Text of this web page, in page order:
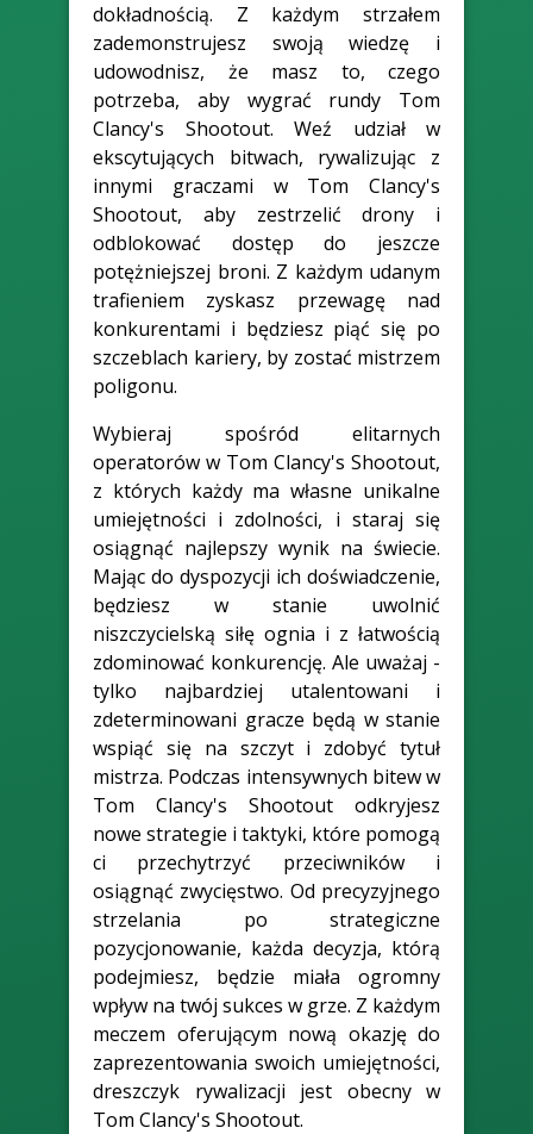
dokładnością. Z każdym strzałem
zademonstrujesz swoją wiedzę i
udowodnisz, że masz to, czego
potrzeba, aby wygrać rundy Tom
Clancy's Shootout. Weź udział w
ekscytujących bitwach, rywalizując z
innymi graczami w Tom Clancy's
Shootout, aby zestrzelić drony i
odblokować dostęp do jeszcze
potężniejszej broni. Z każdym udanym
trafieniem zyskasz przewagę nad
konkurentami i będziesz piąć się po
szczeblach kariery, by zostać mistrzem
poligonu.
Wybieraj spośród elitarnych
operatorów w Tom Clancy's Shootout,
z których każdy ma własne unikalne
umiejętności i zdolności, i staraj się
osiągnąć najlepszy wynik na świecie.
Mając do dyspozycji ich doświadczenie,
będziesz w stanie uwolnić
niszczycielską siłę ognia i z łatwością
zdominować konkurencję. Ale uważaj -
tylko najbardziej utalentowani i
zdeterminowani gracze będą w stanie
wspiąć się na szczyt i zdobyć tytuł
mistrza. Podczas intensywnych bitew w
Tom Clancy's Shootout odkryjesz
nowe strategie i taktyki, które pomogą
ci przechytrzyć przeciwników i
osiągnąć zwycięstwo. Od precyzyjnego
strzelania po strategiczne
pozycjonowanie, każda decyzja, którą
podejmiesz, będzie miała ogromny
wpływ na twój sukces w grze. Z każdym
meczem oferującym nową okazję do
zaprezentowania swoich umiejętności,
dreszczyk rywalizacji jest obecny w
Tom Clancy's Shootout.